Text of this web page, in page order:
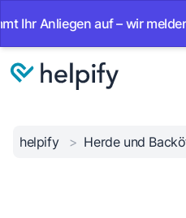
auf – wir melden uns
helpify > Herde und